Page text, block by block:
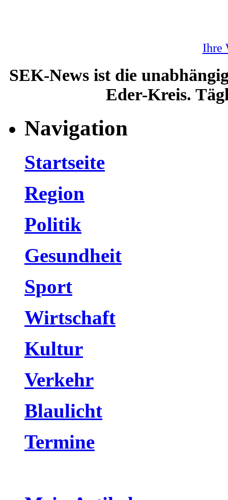
Ihre
SEK-News ist die
Eder-Kreis.
Navigation
Startseite
Region
Politik
Gesundheit
Sport
Wirtschaft
Kultur
Verkehr
Blaulicht
Termine